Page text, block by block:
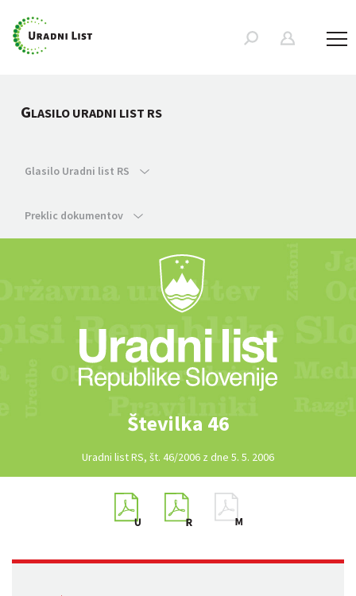
GLASILO URADNI LIST RS
Glasilo Uradni list RS
Preklic dokumentov
Številka 46
Uradni list RS, št. 46/2006 z dne 5. 5. 2006